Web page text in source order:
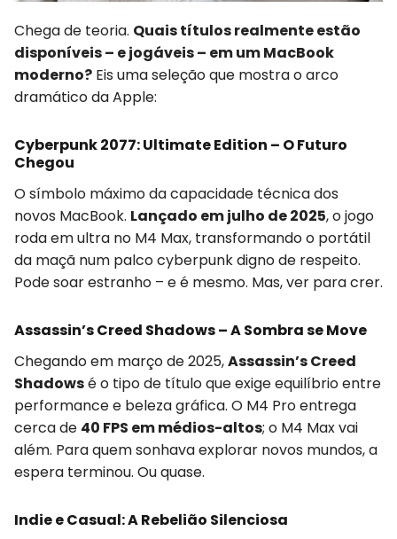
Chega de teoria. Quais títulos realmente estão
disponíveis – e jogáveis – em um MacBook
moderno? Eis uma seleção que mostra o arco
dramático da Apple:
Cyberpunk 2077: Ultimate Edition – O Futuro
Chegou
O símbolo máximo da capacidade técnica dos
novos MacBook. Lançado em julho de 2025, o jogo
roda em ultra no M4 Max, transformando o portátil
da maçã num palco cyberpunk digno de respeito.
Pode soar estranho – e é mesmo. Mas, ver para crer.
Assassin’s Creed Shadows – A Sombra se Move
Chegando em março de 2025,Assassin’s Creed
Shadowsé o tipo de título que exige equilíbrio entre
performance e beleza gráfica. O M4 Pro entrega
cerca de 40 FPS em médios-altos; o M4 Max vai
além. Para quem sonhava explorar novos mundos, a
espera terminou. Ou quase.
Indie e Casual: A Rebelião Silenciosa